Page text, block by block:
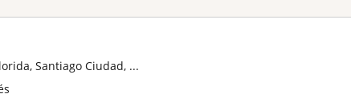
Santiago Ciudad, ...